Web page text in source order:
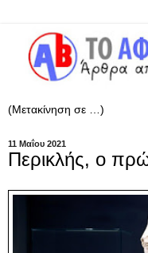
11 Μαΐου 2021
Περικλής, ο